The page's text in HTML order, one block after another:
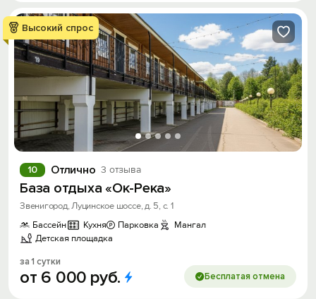
Высокий спрос
Отлично 3 отзыва
10
База отдыха «Ок-Река»
Звенигород, Луцинское шоссе, д. 5, с. 1
Бассейн
Кухня Парковка
Мангал
Детская площадка
за 1 сутки
от 6 000 руб. Бесплатая отмена